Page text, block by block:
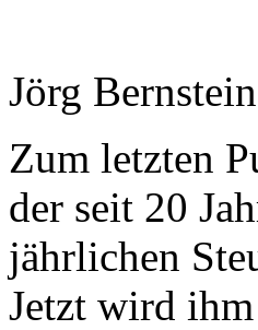
Jörg
Zum letzten
der seit 20
jährlichen
Jetzt wird